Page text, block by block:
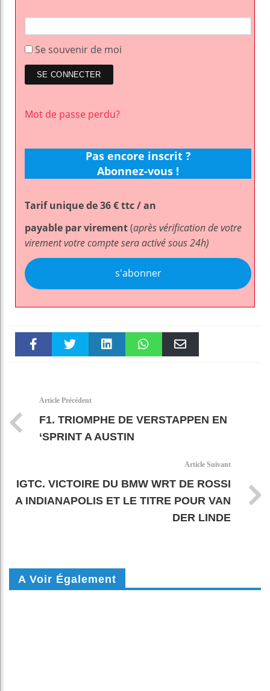
Se souvenir de moi
Mot de passe perdu?
Pas encore inscrit ?
Abonnez-vous !
Tarif unique de 36 € ttc / an
payable par virement(après vérification de votre
virement votre compte sera activé sous 24h)
s'abonner
Article Précédent
F1. TRIOMPHE DE VERSTAPPEN EN
‘SPRINT A AUSTIN
Article Suivant
IGTC. VICTOIRE DU BMW WRT DE ROSSI
A INDIANAPOLIS ET LE TITRE POUR VAN
DER LINDE
A Voir Également